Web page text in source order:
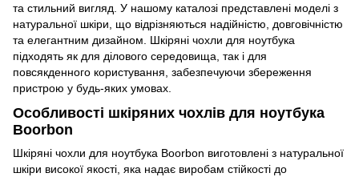
та стильний вигляд. У нашому каталозі представлені моделі з
натуральної шкіри, що відрізняються надійністю, довговічністю
та елегантним дизайном. Шкіряні чохли для ноутбука
підходять як для ділового середовища, так і для
повсякденного користування, забезпечуючи збереження
пристрою у будь-яких умовах.
Особливості шкіряних чохлів для ноутбука
Boorbon
Шкіряні чохли для ноутбука Boorbon виготовлені з натуральної
шкіри високої якості, яка надає виробам стійкості до